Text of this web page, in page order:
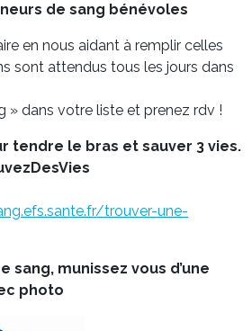
de sang bénévoles
en nous aidant à remplir celles
sont attendus tous les jours dans
» dans votre liste et prenez rdv !
tendre le bras et sauver 3 vies.
trouver-une-
sang, munissez vous d’une
photo